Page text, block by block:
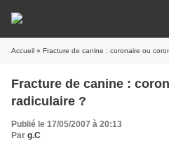
Accueil » Fracture de canine : coronaire ou
Fracture de canine :
radiculaire ?
Publié le 17/05/2007 à 20:13
Par g.C